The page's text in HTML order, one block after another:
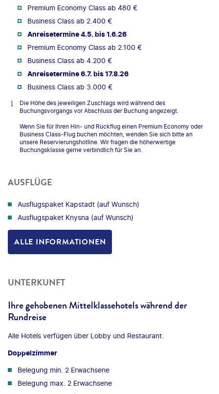
Premium Economy Class ab 480 €
Business Class ab 2.400 €
Anreisetermine 4.5. bis 1.6.26
Premium Economy Class ab 2.100 €
Business Class ab 4.200 €
Anreisetermine 6.7. bis 17.8.26
Business Class ab 3.000 €
Die Höhe des jeweiligen Zuschlags wird während des
Buchungsvorgangs vor Abschluss der Buchung angezeigt.
Wenn Sie für Ihren Hin- und Rückflug einen Premium Economy oder
Business Class-Flug buchen möchten, wenden Sie sich bitte an
unsere Reservierungshotline. Wir fragen die höherwertige
Buchungsklasse gerne verbindlich für Sie an.
AUSFLÜGE
Ausflugspaket Kapstadt (auf Wunsch)
Ausflugspaket Knysna (auf Wunsch)
ALLE INFORMATIONEN
UNTERKUNFT
Ihre gehobenen Mittelklassehotels während der
Rundreise
Alle Hotels verfügen über Lobby und Restaurant.
Doppelzimmer
Belegung min. 2 Erwachsene
Belegung max. 2 Erwachsene